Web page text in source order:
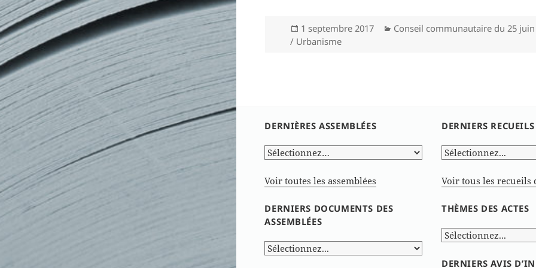
Publié
le
1 septembre 2017 Catégories
Conseil communautaire du 25 juin
/ Urbanisme
DERNIÈRES ASSEMBLÉES
Voir toutes les assemblées
DERNIERS DOCUMENTS DES
ASSEMBLÉES
DERNIERS RECUEILS
Voir tous les recueils
THÈMES DES ACTES
DERNIERS AVIS